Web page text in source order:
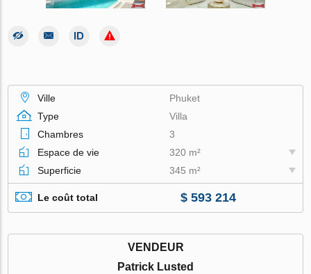
Ville
Phuket
Type
Villa
Chambres
3
Espace de vie
320 m²
Superficie
345 m²
Le coût total $ 593 214
VENDEUR
Patrick Lusted